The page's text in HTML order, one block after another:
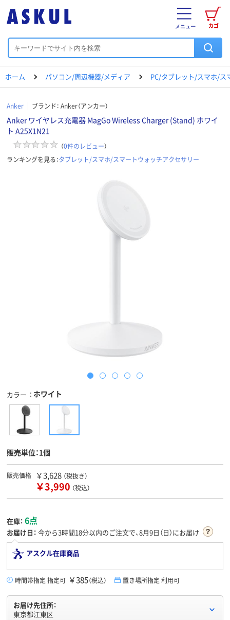
カゴ
メニュー
ホーム パソコン/周辺機器/メディア PC/タブレット/スマホ/ス
Anker ブランド： Anker（アンカー）
Anker ワイヤレス充電器 MagGo Wireless Charger (Stand) ホワイ
ト A25X1N21
（0件のレビュー）
ランキングを見る：タブレット/スマホ/スマートウォッチアクセサリー
カラー ホワイト
販売単位：1個
販売価格 ￥3,628 （税抜き）
￥3,990 （税込）
在庫： 6点
お届け日： 今から3時間18分以内のご注文で、8月9日（日）にお届け
アスクル在庫商品
時間帯指定 指定可 ￥385（税込） 置き場所指定 利用可
お届け先住所：
東京都江東区